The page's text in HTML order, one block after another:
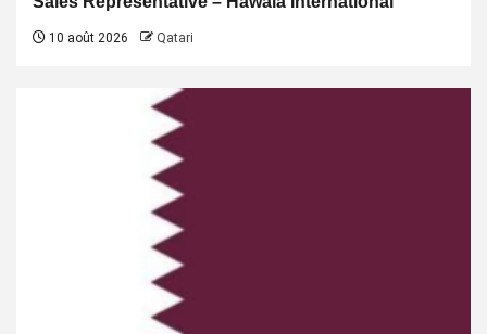
10 août 2026 Qatari